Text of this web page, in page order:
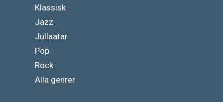
Klassisk
Jazz
Jullaatar
Pop
Rock
Alla genrer